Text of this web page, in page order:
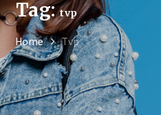
Tag:tvp
Home Tvp